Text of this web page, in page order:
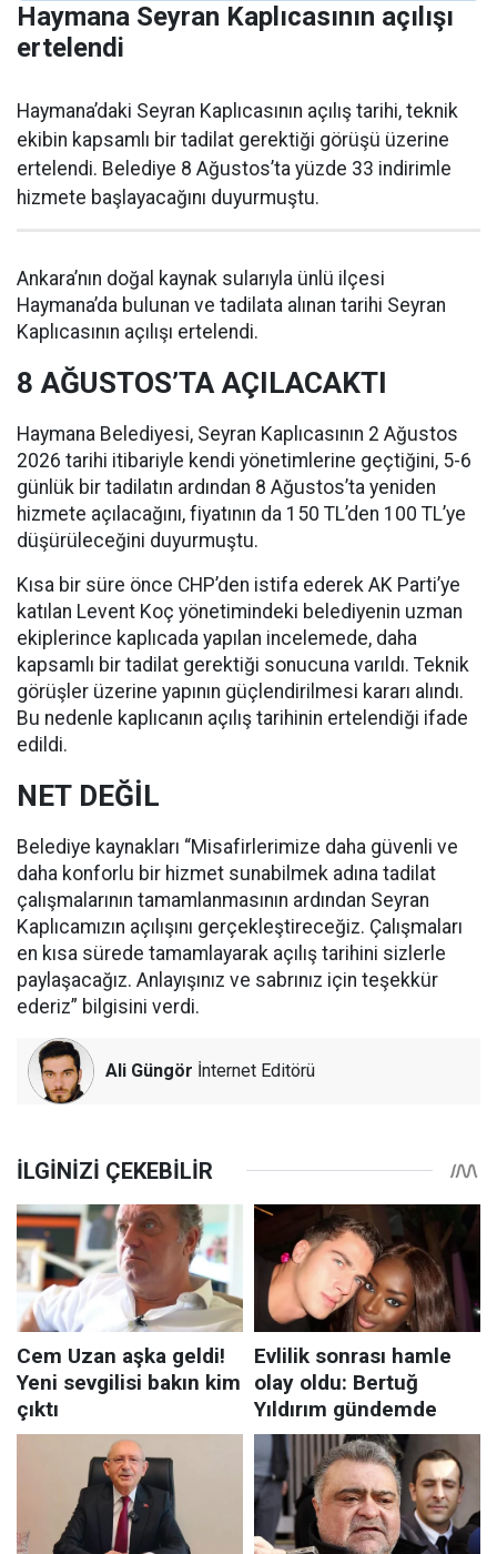
Haymana Seyran Kaplıcasının açılışı
ertelendi
Haymana’daki Seyran Kaplıcasının açılış tarihi, teknik
ekibin kapsamlı bir tadilat gerektiği görüşü üzerine
ertelendi. Belediye 8 Ağustos’ta yüzde 33 indirimle
hizmete başlayacağını duyurmuştu.
Ankara’nın doğal kaynak sularıyla ünlü ilçesi
Haymana’da bulunan ve tadilata alınan tarihi Seyran
Kaplıcasının açılışı ertelendi.
8 AĞUSTOS’TA AÇILACAKTI
Haymana Belediyesi, Seyran Kaplıcasının 2 Ağustos
2026 tarihi itibariyle kendi yönetimlerine geçtiğini, 5-6
günlük bir tadilatın ardından 8 Ağustos’ta yeniden
hizmete açılacağını, fiyatının da 150 TL’den 100 TL’ye
düşürüleceğini duyurmuştu.
Kısa bir süre önce CHP’den istifa ederek AK Parti’ye
katılan Levent Koç yönetimindeki belediyenin uzman
ekiplerince kaplıcada yapılan incelemede, daha
kapsamlı bir tadilat gerektiği sonucuna varıldı. Teknik
görüşler üzerine yapının güçlendirilmesi kararı alındı.
Bu nedenle kaplıcanın açılış tarihinin ertelendiği ifade
edildi.
NET DEĞİL
Belediye kaynakları “Misafirlerimize daha güvenli ve
daha konforlu bir hizmet sunabilmek adına tadilat
çalışmalarının tamamlanmasının ardından Seyran
Kaplıcamızın açılışını gerçekleştireceğiz. Çalışmaları
en kısa sürede tamamlayarak açılış tarihini sizlerle
paylaşacağız. Anlayışınız ve sabrınız için teşekkür
ederiz” bilgisini verdi.
Ali Güngör İnternet Editörü